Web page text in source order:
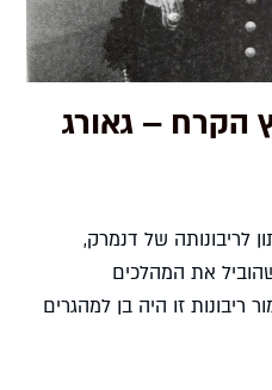
הקרח – גאורג
לריבונותה של דנמרק,
את המהלכים
ריבונות זו היה בן למהגרים
הנוצרית שהרכיבה את